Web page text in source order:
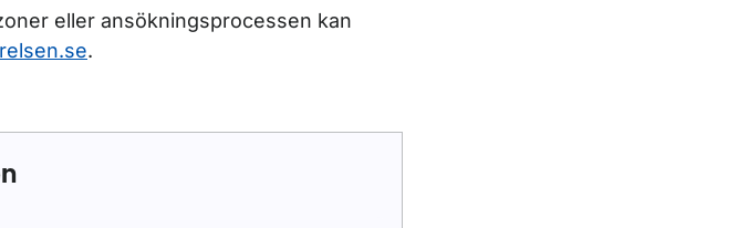
eller ansökningsprocessen kan
.